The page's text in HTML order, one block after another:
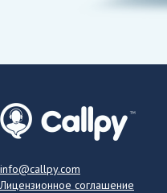
info@callpy.com
Лицензионное соглашение